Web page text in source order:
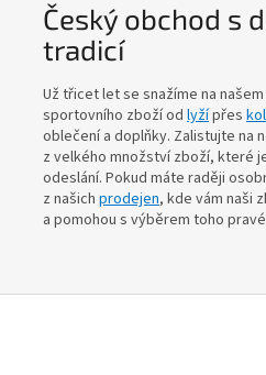
Český obchod s
tradicí
Už třicet let se snažíme na
sportovního zboží od lyžípřes
oblečení a doplňky. Zalistujte na
z velkého množství zboží, které
odeslání. Pokud máte raději
z našich prodejen, kde vám naši
a pomohou s výběrem toho